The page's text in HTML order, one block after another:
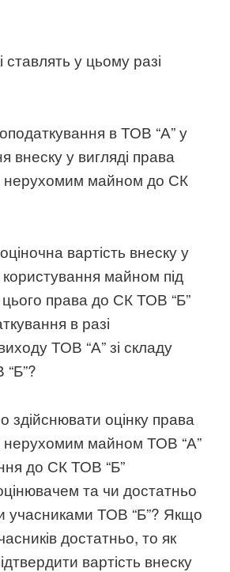
ставлять у цьому разі
в ТОВ “А” у
внеску у вигляді права
нерухомим майном до СК
вартість внеску у
користування майном під
права до СК ТОВ “Б”
в разі
ТОВ “А” зі складу
“Б”?
здійснювати оцінку права
нерухомим майном ТОВ “А”
до СК ТОВ “Б”
та чи достатньо
учасниками ТОВ “Б”? Якщо
достатньо, то як
вартість внеску